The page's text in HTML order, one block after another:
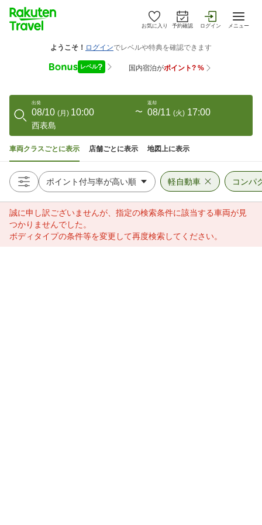
お気に入り 予約確認 ログイン メニュー
出発
08/10 (月) 10:00 〜
返却
08/11 (火) 17:00
西表島
車両クラスごとに表示 店舗ごとに表示 地図上に表示
軽自動車 コンパ
誠に申し訳ございませんが、指定の検索条件に該当する車両が見
つかりませんでした。
ボディタイプの条件等を変更して再度検索してください。